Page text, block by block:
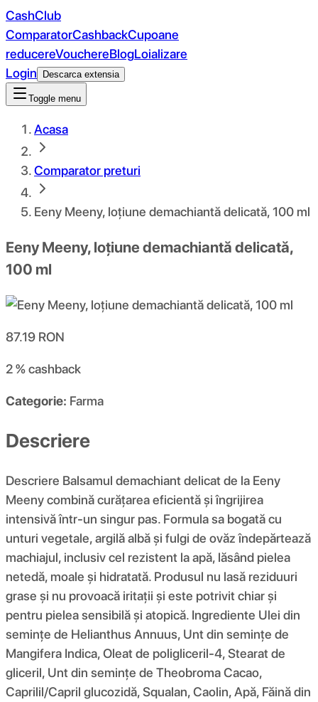
CashClub
ComparatorCashbackCupoane
reducereVouchereBlogLoializare
Login
Descarca extensia
Toggle menu
Acasa
Comparator preturi
Eeny Meeny, loțiune demachiantă delicată, 100 ml
Eeny Meeny, loțiune demachiantă delicată,
100 ml
87.19 RON
2 %cashback
Categorie: Farma
Descriere
Descriere Balsamul demachiant delicat de la Eeny
Meeny combină curățarea eficientă și îngrijirea
intensivă într-un singur pas. Formula sa bogată cu
unturi vegetale, argilă albă și fulgi de ovăz îndepărtează
machiajul, inclusiv cel rezistent la apă, lăsând pielea
netedă, moale și hidratată. Produsul nu lasă reziduuri
grase și nu provoacă iritații și este potrivit chiar și
pentru pielea sensibilă și atopică. Ingrediente Ulei din
semințe de Helianthus Annuus, Unt din semințe de
Mangifera Indica, Oleat de poligliceril-4, Stearat de
gliceril, Unt din semințe de Theobroma Cacao,
Caprilil/Capril glucozidă, Squalan, Caolin, Apă, Făină din